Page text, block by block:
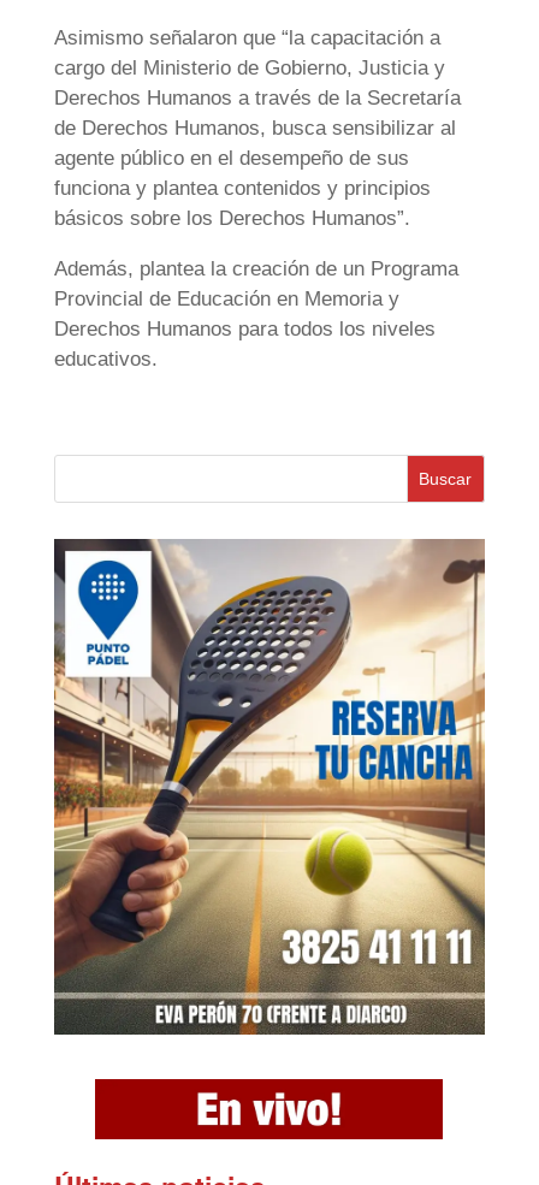
Asimismo señalaron que “la capacitación a
cargo del Ministerio de Gobierno, Justicia y
Derechos Humanos a través de la Secretaría
de Derechos Humanos, busca sensibilizar al
agente público en el desempeño de sus
funciona y plantea contenidos y principios
básicos sobre los Derechos Humanos”.
Además, plantea la creación de un Programa
Provincial de Educación en Memoria y
Derechos Humanos para todos los niveles
educativos.
Buscar